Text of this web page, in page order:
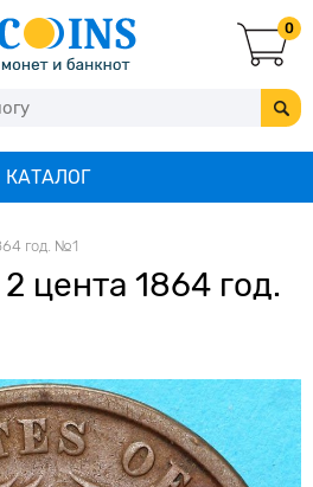
0
КАТАЛОГ
год. №1
цента 1864 год.